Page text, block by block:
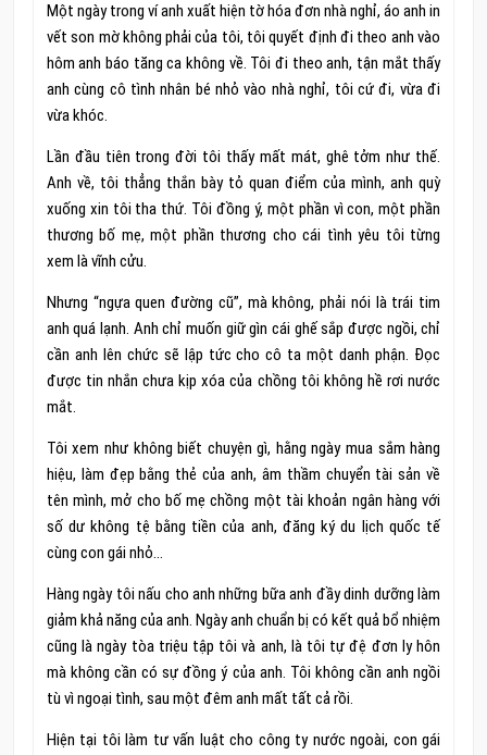
Một ngày trong ví anh xuất hiện tờ hóa đơn nhà nghỉ, áo anh in
vết son mờ không phải của tôi, tôi quyết định đi theo anh vào
hôm anh báo tăng ca không về. Tôi đi theo anh, tận mắt thấy
anh cùng cô tình nhân bé nhỏ vào nhà nghỉ, tôi cứ đi, vừa đi
vừa khóc.
Lần đầu tiên trong đời tôi thấy mất mát, ghê tởm như thế.
Anh về, tôi thẳng thắn bày tỏ quan điểm của mình, anh quỳ
xuống xin tôi tha thứ. Tôi đồng ý, một phần vì con, một phần
thương bố mẹ, một phần thương cho cái tình yêu tôi từng
xem là vĩnh cửu.
Nhưng “ngựa quen đường cũ”, mà không, phải nói là trái tim
anh quá lạnh. Anh chỉ muốn giữ gìn cái ghế sắp được ngồi, chỉ
cần anh lên chức sẽ lập tức cho cô ta một danh phận. Đọc
được tin nhắn chưa kịp xóa của chồng tôi không hề rơi nước
mắt.
Tôi xem như không biết chuyện gì, hằng ngày mua sắm hàng
hiệu, làm đẹp bằng thẻ của anh, âm thầm chuyển tài sản về
tên mình, mở cho bố mẹ chồng một tài khoản ngân hàng với
số dư không tệ bằng tiền của anh, đăng ký du lịch quốc tế
cùng con gái nhỏ…
Hàng ngày tôi nấu cho anh những bữa anh đầy dinh dưỡng làm
giảm khả năng của anh. Ngày anh chuẩn bị có kết quả bổ nhiệm
cũng là ngày tòa triệu tập tôi và anh, là tôi tự đệ đơn ly hôn
mà không cần có sự đồng ý của anh. Tôi không cần anh ngồi
tù vì ngoại tình, sau một đêm anh mất tất cả rồi.
Hiện tại tôi làm tư vấn luật cho công ty nước ngoài, con gái